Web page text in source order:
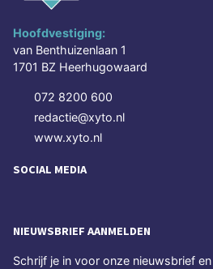
Hoofdvestiging:
van Benthuizenlaan 1
1701 BZ Heerhugowaard
072 8200 600
redactie@xyto.nl
www.xyto.nl
SOCIAL MEDIA
NIEUWSBRIEF AANMELDEN
Schrijf je in voor onze nieuwsbrief